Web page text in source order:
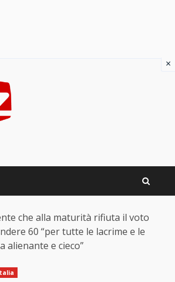
che alla maturità rifiuta il voto
60 “per tutte le lacrime e le
alienante e cieco”
×